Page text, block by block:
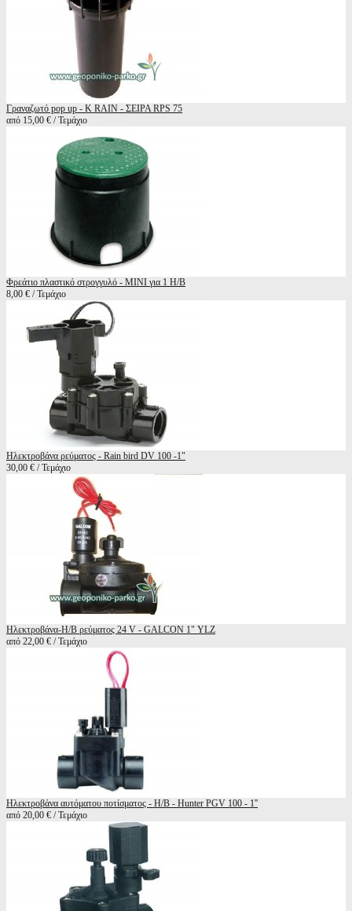
Γραναζωτό pop up - K RAIN - ΣΕΙΡΑ RPS 75
από 15,00 € / Τεμάχιο
Φρεάτιο πλαστικό στρογγυλό - MINI για 1 Η/Β
8,00 € / Τεμάχιο
Ηλεκτροβάνα ρεύματος - Rain bird DV 100 -1"
30,00 € / Τεμάχιο
Ηλεκτροβάνα-Η/B ρεύματος 24 V - GALCON 1" YLZ
από 22,00 € / Τεμάχιο
Ηλεκτροβάνα αυτόματου ποτίσματος - Η/Β - Hunter PGV 100 - 1''
από 20,00 € / Τεμάχιο